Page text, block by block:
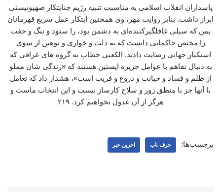
پاسداران انقلاب اسلامی به مناسبت تنبیه رژیم جنایتکار صهیونیستی
ابراز داشت. بنابر روایت مهر، وی همچنین ابتکار عمل سریع قهرمانان
یمن که سیلی غافلگیرکننده‌ای به دشمن بود، را ستود و ننگ و خفت
را مختص حاکمانی دانست که به ذلت و خواری و توهین از سوی
استکبار جهانی رضایت دادند. الکعبی خطاب به گروه های عراقی که
به دنبال تفاهم با عوامل جزیره اپستین هستند که «زندگی شان مملو
از ظلم و فساد و خیانت و دروغ و فریب است»، هشدار ‌داد که تعامل
با آنها جز با منطق زور و سلاح کارساز نیست و این انتخاب ماست و
هرگز از آن عدول نخواهیم کرد. ۲۱۹
برچسب‌ها: حرف ناب اخرین خبر